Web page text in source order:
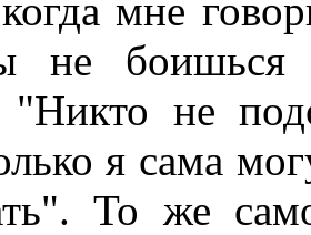
мне
не боишься
"Никто не
я сама
То же